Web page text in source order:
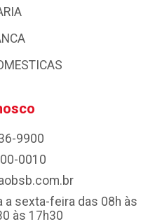
9900
0010
a sexta-feira das 08h às
às 17h30